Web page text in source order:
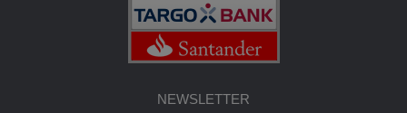
NEWSLETTER